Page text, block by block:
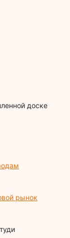
доске
рынок